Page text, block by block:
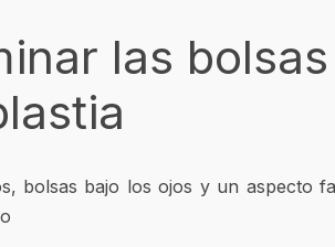
las
bolsas bajo los ojos y un aspecto